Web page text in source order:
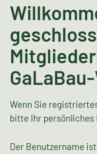
Wenn Sie
bitte Ihr persönliches
Der Benutzername